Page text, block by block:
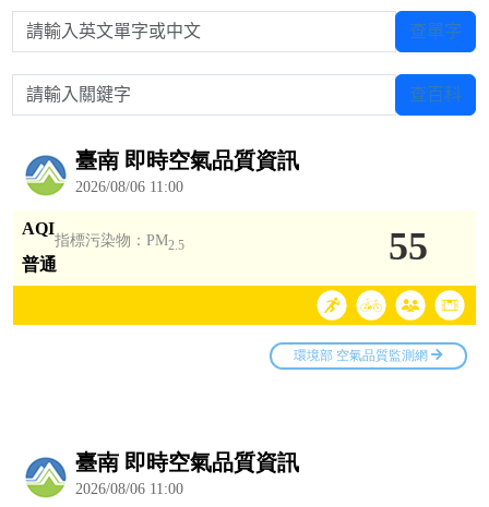
請輸入英文單字或中文 查單字
請輸入關鍵字 查百科